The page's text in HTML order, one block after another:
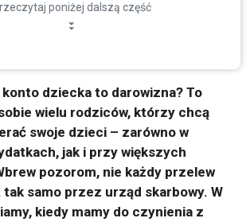
poniżej dalszą część
dziecka to darowizna? To
wielu rodziców, którzy chcą
swoje dzieci – zarówno w
jak i przy większych
pozorom, nie każdy przelew
samo przez urząd skarbowy. W
kiedy mamy do czynienia z